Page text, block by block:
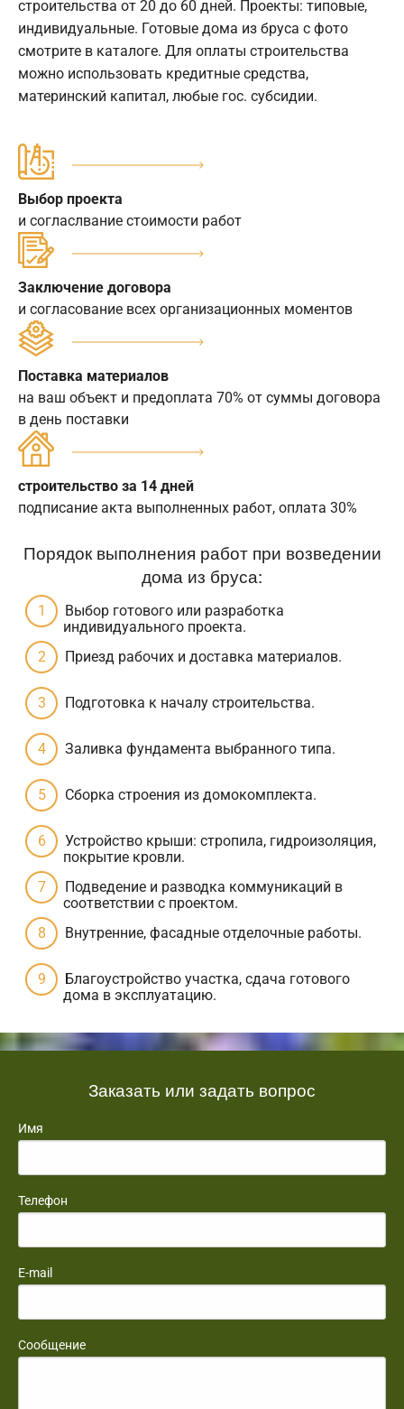
строительства от 20 до 60 дней. Проекты: типовые,
индивидуальные. Готовые дома из бруса с фото
смотрите в каталоге. Для оплаты строительства
можно использовать кредитные средства,
материнский капитал, любые гос. субсидии.
Выбор проекта
и согласлвание стоимости работ
Заключение договора
и согласование всех организационных моментов
Поставка материалов
на ваш объект и предоплата 70% от суммы договора
в день поставки
строительство за 14 дней
подписание акта выполненных работ, оплата 30%
Порядок выполнения работ при возведении
дома из бруса:
Выбор готового или разработка
индивидуального проекта.
Приезд рабочих и доставка материалов.
Подготовка к началу строительства.
Заливка фундамента выбранного типа.
Сборка строения из домокомплекта.
Устройство крыши: стропила, гидроизоляция,
покрытие кровли.
Подведение и разводка коммуникаций в
соответствии с проектом.
Внутренние, фасадные отделочные работы.
Благоустройство участка, сдача готового
дома в эксплуатацию.
Заказать или задать вопрос
Имя
Телефон
E-mail
Сообщение